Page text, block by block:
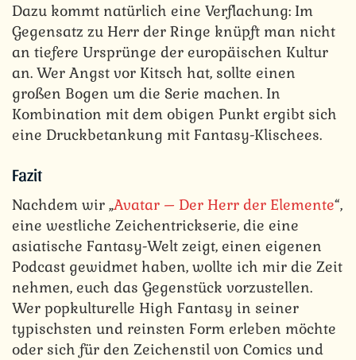
Dazu kommt natürlich eine Verflachung: Im
Gegensatz zu Herr der Ringe knüpft man nicht
an tiefere Ursprünge der europäischen Kultur
an. Wer Angst vor Kitsch hat, sollte einen
großen Bogen um die Serie machen. In
Kombination mit dem obigen Punkt ergibt sich
eine Druckbetankung mit Fantasy-Klischees.
Fazit
Nachdem wir „Avatar – Der Herr der Elemente“,
eine westliche Zeichentrickserie, die eine
asiatische Fantasy-Welt zeigt, einen eigenen
Podcast gewidmet haben, wollte ich mir die Zeit
nehmen, euch das Gegenstück vorzustellen.
Wer popkulturelle High Fantasy in seiner
typischsten und reinsten Form erleben möchte
oder sich für den Zeichenstil von Comics und